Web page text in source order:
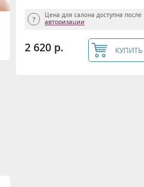
Цена для салона доступна после
авторизации
2 620 р. КУПИТЬ